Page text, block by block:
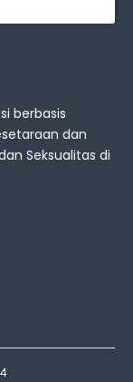
berbasis
dan
Seksualitas di